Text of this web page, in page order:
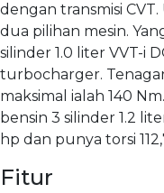
dengan transmisi
dua pilihan mesin.
silinder 1.0 liter VVT-i
turbocharger.
maksimal ialah 140
bensin 3 silinder 1.2
hp dan punya torsi
Fitur